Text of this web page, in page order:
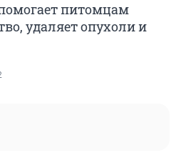
питомцам
удаляет опухоли и